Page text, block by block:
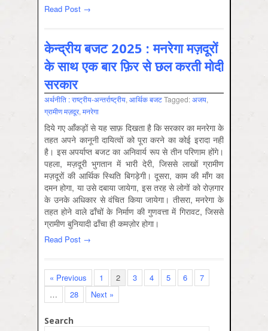
Read Post →
केन्द्रीय बजट 2025 : मनरेगा मज़दूरों
के साथ एक बार फ़िर से छल करती मोदी
सरकार
अर्थनीति : राष्‍ट्रीय-अन्‍तर्राष्‍ट्रीय, आर्थिक बजटTagged:अजय,
ग्रामीण मज़दूर, मनरेगा
दिये गए आँकड़ों से यह साफ़ दिखता है कि सरकार का मनरेगा के
तहत अपने कानूनी दायित्वों को पूरा करने का कोई इरादा नहीं
है। इस अपर्याप्त बजट का अनिवार्य रूप से तीन परिणाम होंगे।
पहला, मज़दूरी भुगतान में भारी देरी, जिससे लाखों ग्रामीण
मज़दूरों की आर्थिक स्थिति बिगड़ेगी। दूसरा, काम की माँग का
दमन होगा, या उसे दबाया जायेगा, इस तरह से लोगों को रोज़गार
के उनके अधिकार से वंचित किया जायेगा। तीसरा, मनरेगा के
तहत होने वाले ढाँचों के निर्माण की गुणवत्ता में गिरावट, जिससे
ग्रामीण बुनियादी ढाँचा ही कमज़ोर होगा।
Read Post →
« Previous 1 2 3 4 5 6
7
…
28 Next »
Search